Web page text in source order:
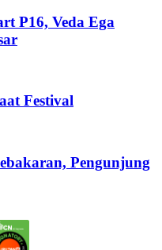
P16, Veda Ega
Festival
Pengunjung